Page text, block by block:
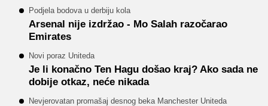
Podjela bodova u derbiju kola
Arsenal nije izdržao - Mo Salah razočarao
Emirates
Novi poraz Uniteda
Je li konačno Ten Hagu došao kraj? Ako sada ne
dobije otkaz, neće nikada
Nevjerovatan promašaj desnog beka Manchester Uniteda